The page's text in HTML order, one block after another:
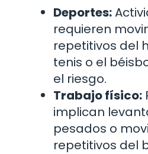
Deportes:
requieren
repetitivos del
tenis o el
el riesgo.
Trabajo físico:
implican
pesados o
repetitivos del